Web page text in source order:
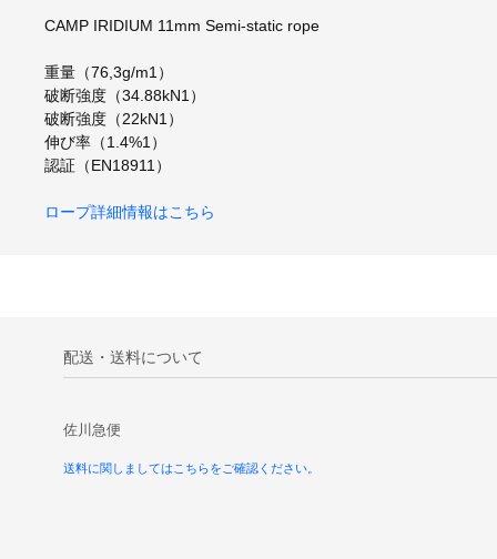
CAMP IRIDIUM 11mm Semi-static rope
重量（76,3g/m1）
破断強度（34.88kN1）
破断強度（22kN1）
伸び率（1.4%1）
認証（EN18911）
ロープ詳細情報はこちら
配送・送料について
佐川急便
送料に関しましてはこちらをご確認ください。